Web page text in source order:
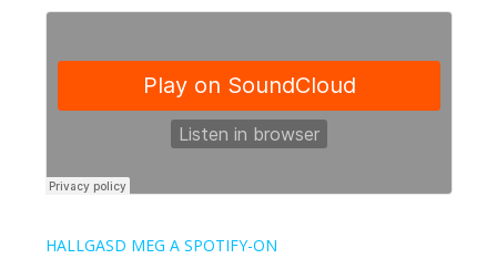
HALLGASD MEG A SPOTIFY-ON